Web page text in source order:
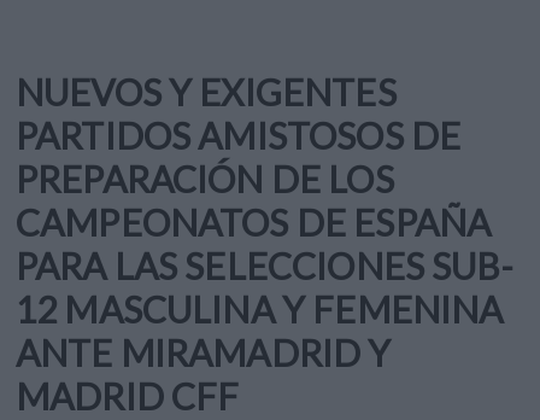
NUEVOS Y EXIGENTES
PARTIDOS AMISTOSOS DE
PREPARACIÓN DE LOS
CAMPEONATOS DE ESPAÑA
PARA LAS SELECCIONES SUB-
12 MASCULINA Y FEMENINA
ANTE MIRAMADRID Y
MADRID CFF